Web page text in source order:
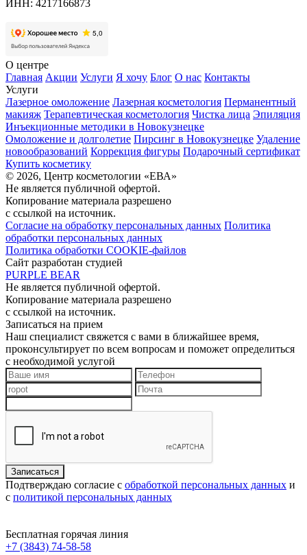
ИНН: 4217166873
О центре
Главная Акции Услуги Я хочу Блог О нас Контакты
Услуги
Лазерное омоложение Лазерная косметология Перманентный
макияж Терапевтическая косметология Чистка лица Эпиляция
Инъекционные методики в Новокузнецке
Омоложение и долголетие Пирсинг в Новокузнецке Удаление
новообразований Коррекция фигуры Подарочный сертификат
Купить косметику
© 2026, Центр косметологии «ЕВА»
Не является публичной офертой.
Копирование материала разрешено
с ссылкой на источник.
Согласие на обработку персональных данных Политика
обработки персональных данных
Политика обработки COOKIE-файлов
Сайт разработан студией
PURPLE BEAR
Не является публичной офертой.
Копирование материала разрешено
с ссылкой на источник.
Записаться на прием
Наш специалист свяжется с вами в ближайшее время,
проконсультирует по всем вопросам и поможет определиться
с необходимой услугой
Подтверждаю согласие с обработкой персональных данных и
с политикой персональных данных
Бесплатная горячая линия
+7 (3843) 74-58-58